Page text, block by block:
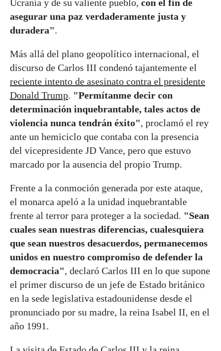
Ucrania y de su valiente pueblo, con el fin de
asegurar una paz verdaderamente justa y
duradera".
Más allá del plano geopolítico internacional, el
discurso de Carlos III condenó tajantemente el
reciente intento de asesinato contra el presidente
Donald Trump. "Permítanme decir con
determinación inquebrantable, tales actos de
violencia nunca tendrán éxito", proclamó el rey
ante un hemiciclo que contaba con la presencia
del vicepresidente JD Vance, pero que estuvo
marcado por la ausencia del propio Trump.
Frente a la conmoción generada por este ataque,
el monarca apeló a la unidad inquebrantable
frente al terror para proteger a la sociedad. "Sean
cuales sean nuestras diferencias, cualesquiera
que sean nuestros desacuerdos, permanecemos
unidos en nuestro compromiso de defender la
democracia", declaró Carlos III en lo que supone
el primer discurso de un jefe de Estado británico
en la sede legislativa estadounidense desde el
pronunciado por su madre, la reina Isabel II, en el
año 1991.